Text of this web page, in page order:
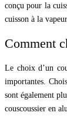
conçu pour la
cuisson à la
Comment
Le choix d’un
importantes.
sont également
couscoussier en